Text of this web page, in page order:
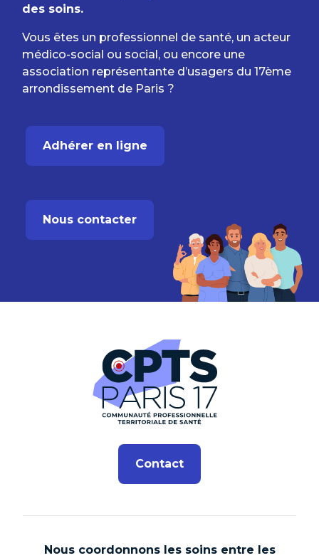
des soins.
Vous êtes un professionnel de santé, un acteur
médico-social ou social, ou encore une
association représentante d’usagers du 17ème
arrondissement de Paris ?
Adhérer en ligne
Nous contacter
Contact
Nous coordonnons les soins entre les